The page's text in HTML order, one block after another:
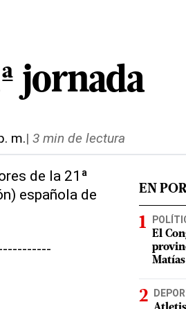
jornada
m.| 3 min de lectura
de la 21ª
española de
EN
El